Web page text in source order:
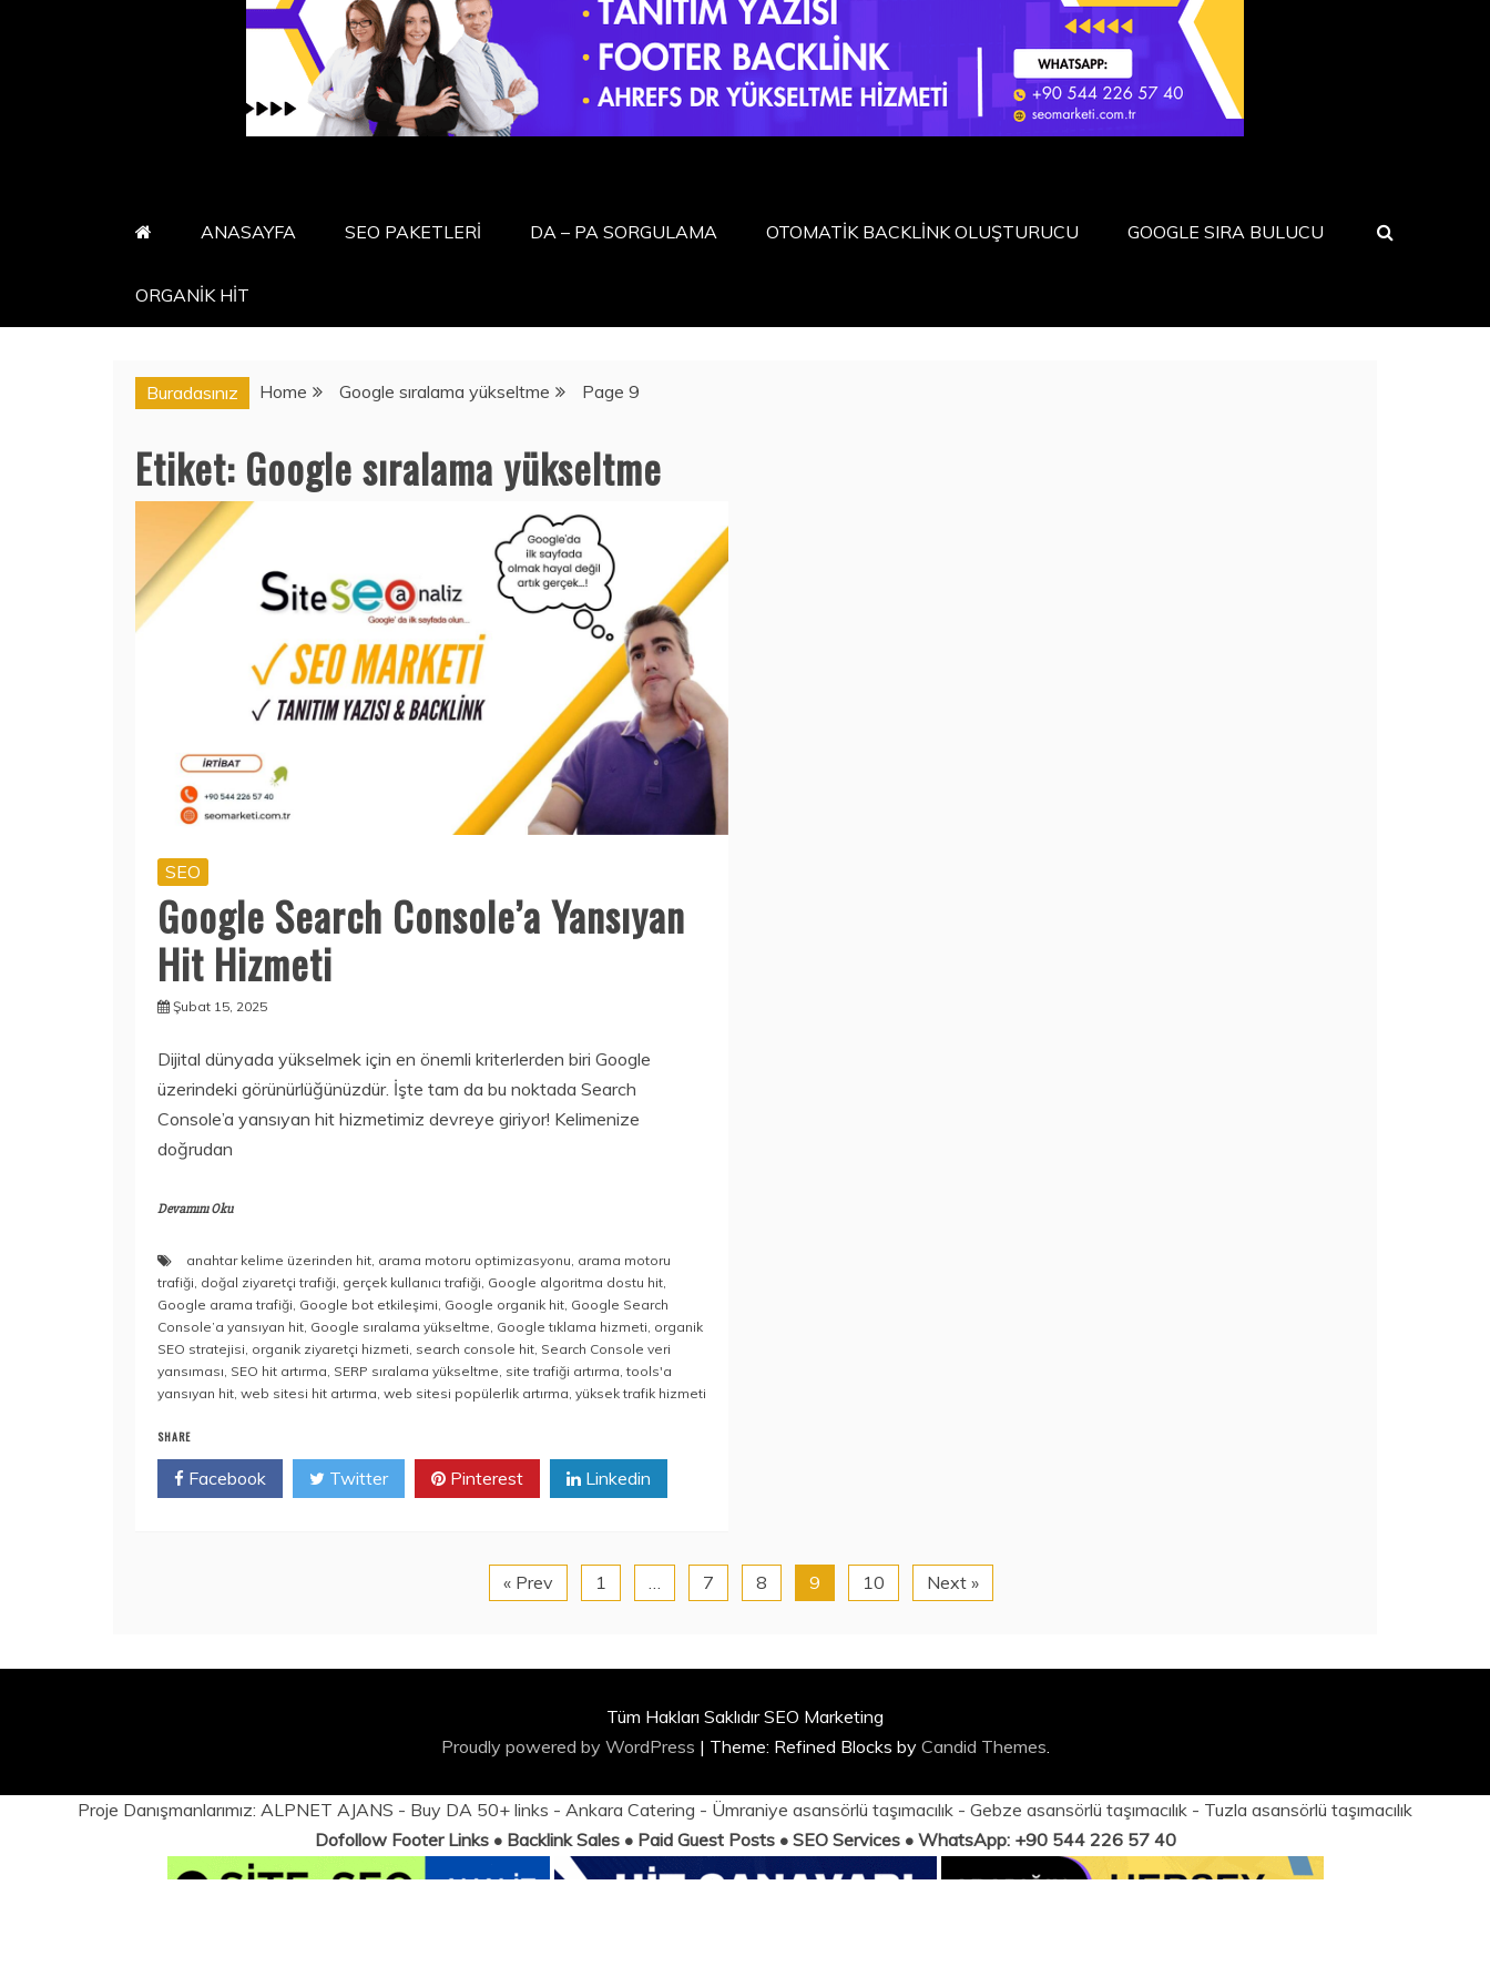
ANASAYFA SEO PAKETLERİ DA – PA SORGULAMA OTOMATİK BACKLİNK OLUŞTURUCU GOOGLE SIRA BULUCU
ORGANİK HİT
Buradasınız Home Google sıralama yükseltme Page 9
Etiket: Google sıralama yükseltme
SEO
Google Search Console’a Yansıyan
Hit Hizmeti
Şubat 15, 2025
Dijital dünyada yükselmek için en önemli kriterlerden biri Google
üzerindeki görünürlüğünüzdür. İşte tam da bu noktada Search
Console’a yansıyan hit hizmetimiz devreye giriyor! Kelimenize
doğrudan
Devamını Oku
anahtar kelime üzerinden hit arama motoru optimizasyonu arama motoru
trafiği doğal ziyaretçi trafiği gerçek kullanıcı trafiği Google algoritma dostu hit
Google arama trafiği Google bot etkileşimi Google organik hit Google Search
Console’a yansıyan hit Google sıralama yükseltme Google tıklama hizmeti organik
SEO stratejisi organik ziyaretçi hizmeti search console hit Search Console veri
yansıması SEO hit artırma SERP sıralama yükseltme site trafiği artırma ,tools'a
yansıyan hit web sitesi hit artırma web sitesi popülerlik artırma yüksek trafik hizmeti
SHARE
Facebook Twitter Pinterest Linkedin
« Prev 1 7 8 9 10 Next »
Tüm Hakları Saklıdır SEO Marketing
Proudly powered by WordPress | Theme: Refined Blocks by Candid Themes
Proje Danışmanlarımız: ALPNET AJANS - Buy DA 50+ links - Ankara Catering - Ümraniye asansörlü taşımacılık - Gebze asansörlü taşımacılık - Tuzla asansörlü taşımacılık
Dofollow Footer Links • Backlink Sales • Paid Guest Posts • SEO Services • WhatsApp: +90 544 226 57 40